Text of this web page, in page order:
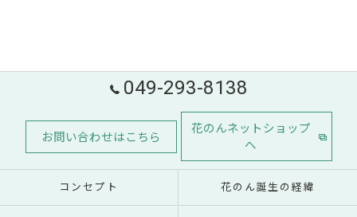
049-293-8138
お問い合わせはこちら
花のんネットショップ
へ
コンセプト 花のん誕生の経緯